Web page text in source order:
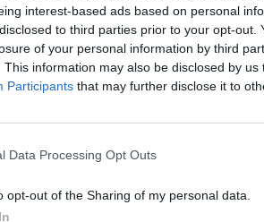
interest-based ads based on personal
to third parties prior to your opt-out.
of your personal information by third
This information may also be disclosed by
Participants that may further disclose it to
Data Processing Opt Outs
opt-out of the Sharing of my personal data.
1 juillet 2013 -
laissé notre fils dans l’avion AF1280
retard n’était annoncé; c’est une fois
d’un mouvement de grève, l’avion ne
décollage pour un vol de 1h, bravo.
l’attendait que jusqu’à 18 heures,
pour son 1er vol en solo.